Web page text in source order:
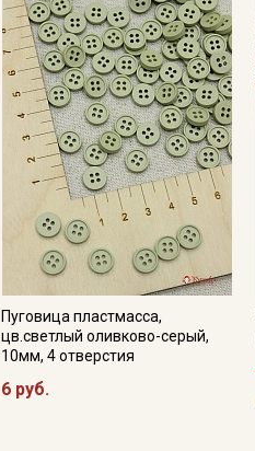
Пуговица пластмасса,
цв.светлый оливково-серый,
10мм, 4 отверстия
6 руб.